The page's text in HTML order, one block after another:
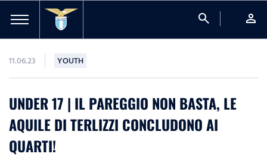
search person
11.06.23 YOUTH
UNDER 17 | IL PAREGGIO NON BASTA, LE
AQUILE DI TERLIZZI CONCLUDONO AI
QUARTI!